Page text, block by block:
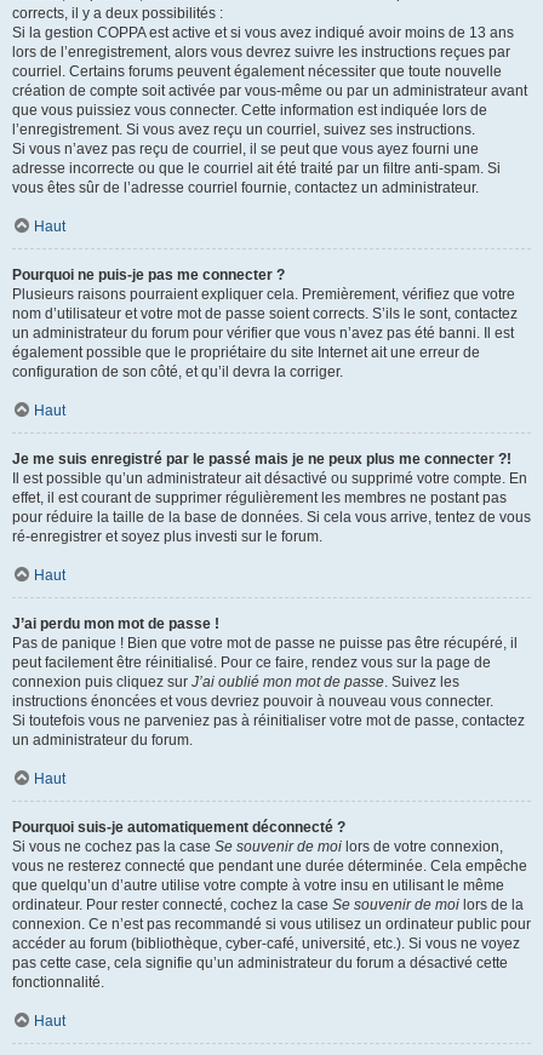
corrects, il y a deux possibilités :
Si la gestion COPPA est active et si vous avez indiqué avoir moins de 13 ans
lors de l’enregistrement, alors vous devrez suivre les instructions reçues par
courriel. Certains forums peuvent également nécessiter que toute nouvelle
création de compte soit activée par vous-même ou par un administrateur avant
que vous puissiez vous connecter. Cette information est indiquée lors de
l’enregistrement. Si vous avez reçu un courriel, suivez ses instructions.
Si vous n’avez pas reçu de courriel, il se peut que vous ayez fourni une
adresse incorrecte ou que le courriel ait été traité par un filtre anti-spam. Si
vous êtes sûr de l’adresse courriel fournie, contactez un administrateur.
Haut
Pourquoi ne puis-je pas me connecter ?
Plusieurs raisons pourraient expliquer cela. Premièrement, vérifiez que votre
nom d’utilisateur et votre mot de passe soient corrects. S’ils le sont, contactez
un administrateur du forum pour vérifier que vous n’avez pas été banni. Il est
également possible que le propriétaire du site Internet ait une erreur de
configuration de son côté, et qu’il devra la corriger.
Haut
Je me suis enregistré par le passé mais je ne peux plus me connecter ?!
Il est possible qu’un administrateur ait désactivé ou supprimé votre compte. En
effet, il est courant de supprimer régulièrement les membres ne postant pas
pour réduire la taille de la base de données. Si cela vous arrive, tentez de vous
ré-enregistrer et soyez plus investi sur le forum.
Haut
J’ai perdu mon mot de passe !
Pas de panique ! Bien que votre mot de passe ne puisse pas être récupéré, il
peut facilement être réinitialisé. Pour ce faire, rendez vous sur la page de
connexion puis cliquez sur J’ai oublié mon mot de passe. Suivez les
instructions énoncées et vous devriez pouvoir à nouveau vous connecter.
Si toutefois vous ne parveniez pas à réinitialiser votre mot de passe, contactez
un administrateur du forum.
Haut
Pourquoi suis-je automatiquement déconnecté ?
Si vous ne cochez pas la case Se souvenir de moi lors de votre connexion,
vous ne resterez connecté que pendant une durée déterminée. Cela empêche
que quelqu’un d’autre utilise votre compte à votre insu en utilisant le même
ordinateur. Pour rester connecté, cochez la case Se souvenir de moi lors de la
connexion. Ce n’est pas recommandé si vous utilisez un ordinateur public pour
accéder au forum (bibliothèque, cyber-café, université, etc.). Si vous ne voyez
pas cette case, cela signifie qu’un administrateur du forum a désactivé cette
fonctionnalité.
Haut